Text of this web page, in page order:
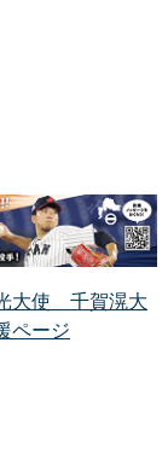
大使 千賀滉大
ページ